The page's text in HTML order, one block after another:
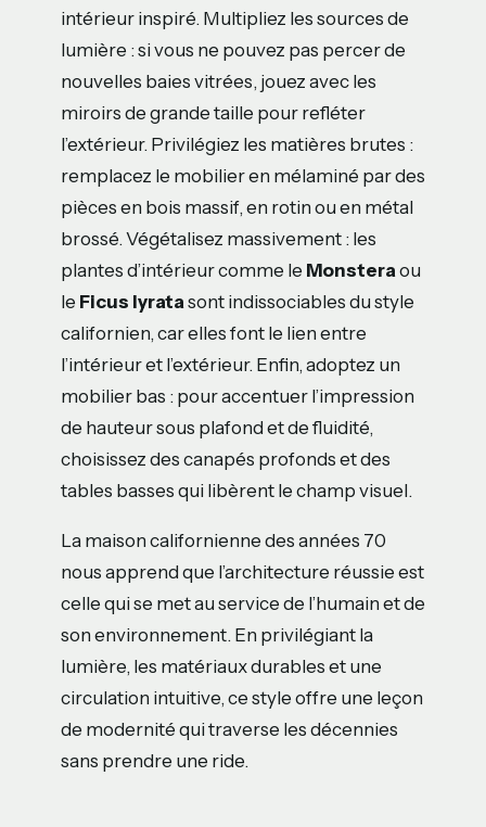
intérieur inspiré. Multipliez les sources de
lumière : si vous ne pouvez pas percer de
nouvelles baies vitrées, jouez avec les
miroirs de grande taille pour refléter
l’extérieur. Privilégiez les matières brutes :
remplacez le mobilier en mélaminé par des
pièces en bois massif, en rotin ou en métal
brossé. Végétalisez massivement : les
plantes d’intérieur comme le Monsteraou
le Ficus lyratasont indissociables du style
californien, car elles font le lien entre
l’intérieur et l’extérieur. Enfin, adoptez un
mobilier bas : pour accentuer l’impression
de hauteur sous plafond et de fluidité,
choisissez des canapés profonds et des
tables basses qui libèrent le champ visuel.
La maison californienne des années 70
nous apprend que l’architecture réussie est
celle qui se met au service de l’humain et de
son environnement. En privilégiant la
lumière, les matériaux durables et une
circulation intuitive, ce style offre une leçon
de modernité qui traverse les décennies
sans prendre une ride.